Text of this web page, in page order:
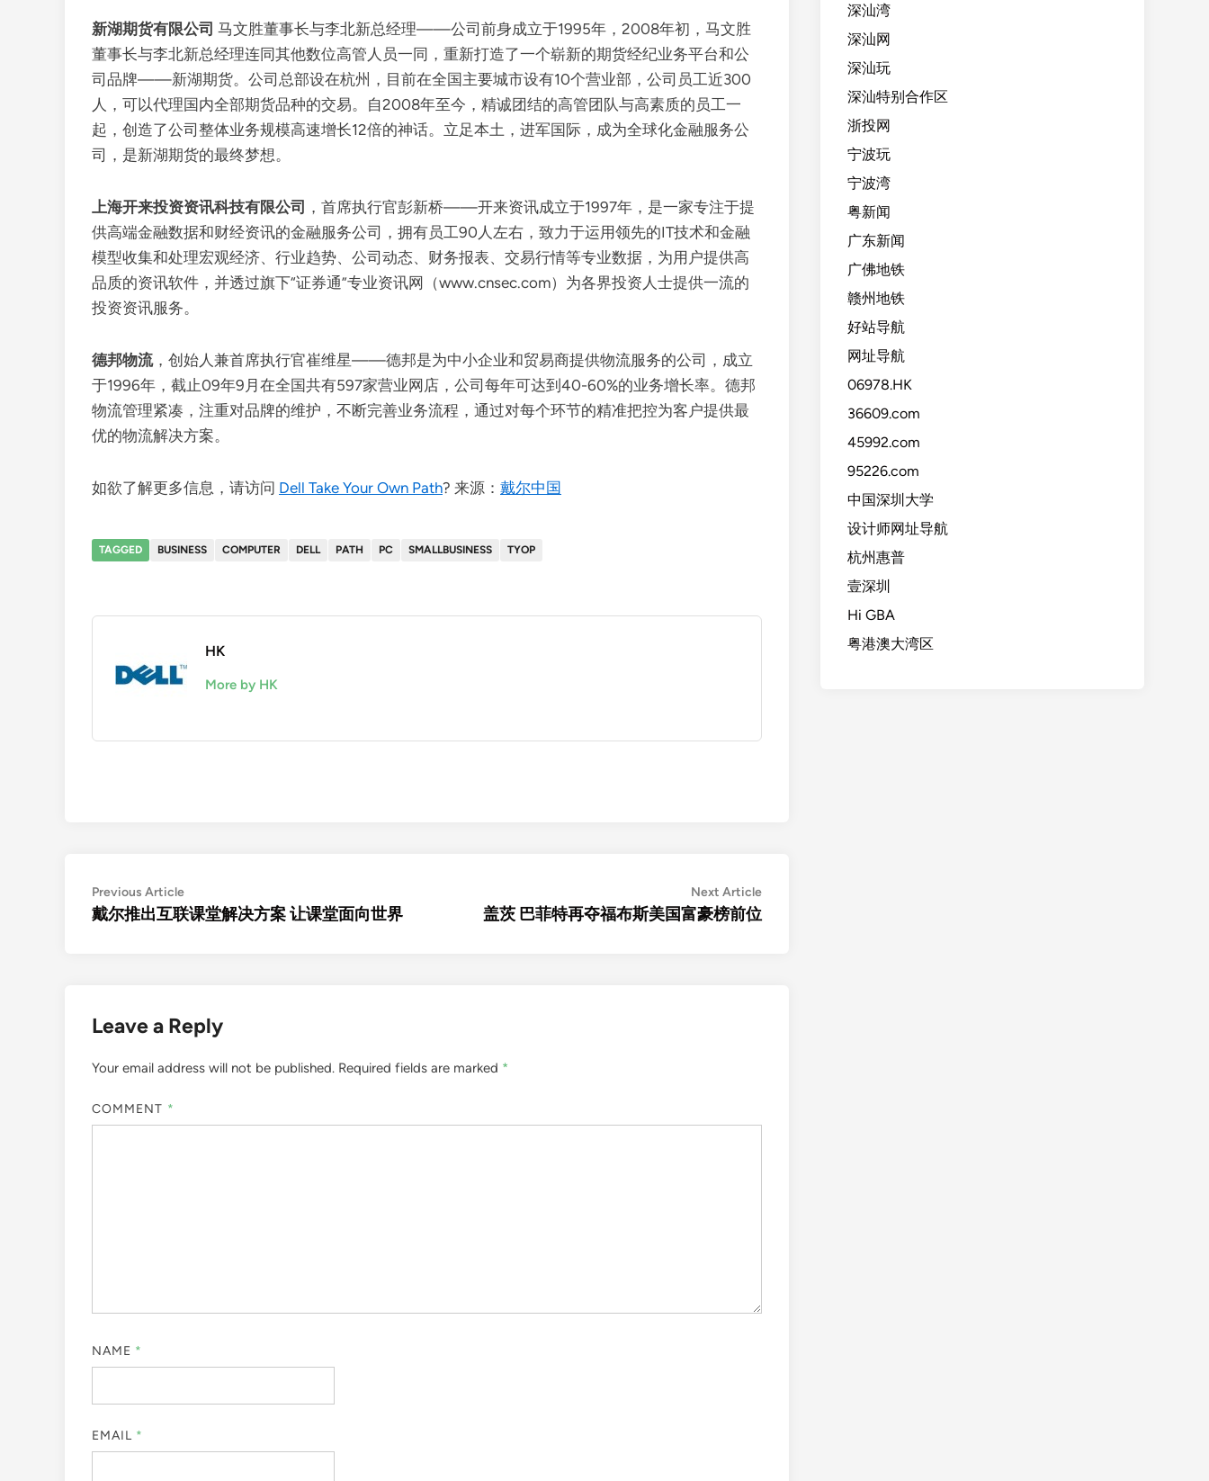
新湖期货有限公司 马文胜董事长与李北新总经理——公司前身成立于1995年，2008年初，马文胜
董事长与李北新总经理连同其他数位高管人员一同，重新打造了一个崭新的期货经纪业务平台和公
司品牌——新湖期货。公司总部设在杭州，目前在全国主要城市设有10个营业部，公司员工近300
人，可以代理国内全部期货品种的交易。自2008年至今，精诚团结的高管团队与高素质的员工一
起，创造了公司整体业务规模高速增长12倍的神话。立足本土，进军国际，成为全球化金融服务公
司，是新湖期货的最终梦想。
上海开来投资资讯科技有限公司 ，首席执行官彭新桥——开来资讯成立于1997年，是一家专注于提
供高端金融数据和财经资讯的金融服务公司，拥有员工90人左右，致力于运用领先的IT技术和金融
模型收集和处理宏观经济、行业趋势、公司动态、财务报表、交易行情等专业数据，为用户提供高
品质的资讯软件，并透过旗下“证券通”专业资讯网（www.cnsec.com）为各界投资人士提供一流的
投资资讯服务。
德邦物流，创始人兼首席执行官崔维星——德邦是为中小企业和贸易商提供物流服务的公司，成立
于1996年，截止09年9月在全国共有597家营业网店，公司每年可达到40-60%的业务增长率。德邦
物流管理紧凑，注重对品牌的维护，不断完善业务流程，通过对每个环节的精准把控为客户提供最
优的物流解决方案。
如欲了解更多信息，请访问 Dell Take Your Own Path? 来源： 戴尔中国
TAGGED BUSINESS COMPUTER DELL PATH PC SMALLBUSINESS TYOP
HK
More by HK
Post
navigation
Previous ArticlePrevious
article:
戴尔推出互联课堂解决方案 让课堂面向世界
Next ArticleNext
article:
盖茨 巴菲特再夺福布斯美国富豪榜前位
Leave a Reply
Your email address will not be published. Required fields are marked *
COMMENT *
NAME *
EMAIL *
深汕湾
深汕网
深汕玩
深汕特别合作区
浙投网
宁波玩
宁波湾
粤新闻
广东新闻
广佛地铁
赣州地铁
好站导航
网址导航
06978.HK
36609.com
45992.com
95226.com
中国深圳大学
设计师网址导航
杭州惠普
壹深圳
Hi GBA
粤港澳大湾区